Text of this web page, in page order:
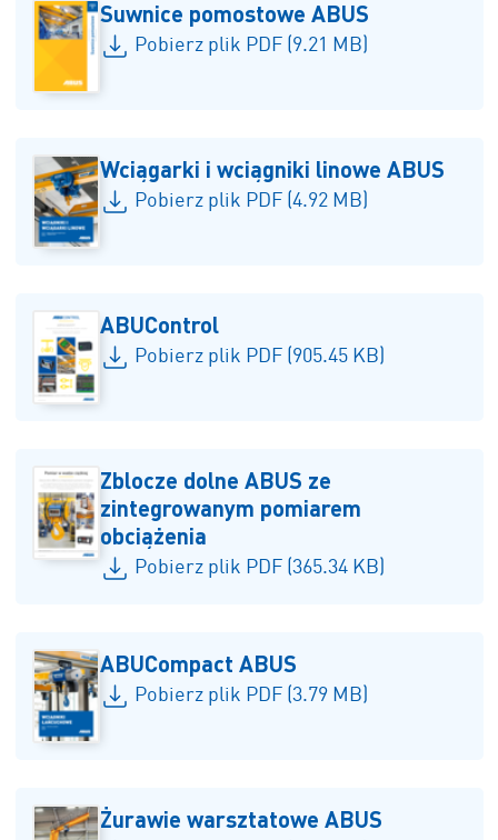
Suwnice pomostowe ABUS
Pobierz plik PDF (9.21 MB)
Wciągarki i wciągniki linowe ABUS
Pobierz plik PDF (4.92 MB)
ABUControl
Pobierz plik PDF (905.45 KB)
Zblocze dolne ABUS ze
zintegrowanym pomiarem
obciążenia
Pobierz plik PDF (365.34 KB)
ABUCompact ABUS
Pobierz plik PDF (3.79 MB)
Żurawie warsztatowe ABUS